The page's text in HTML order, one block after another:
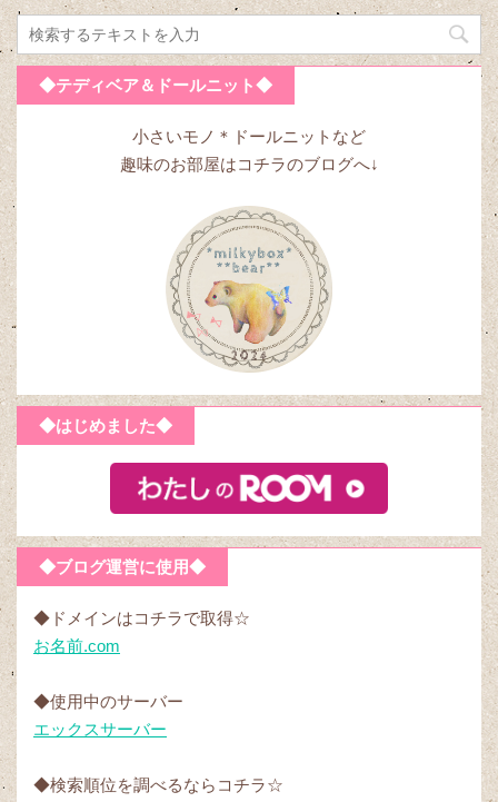
◆テディベア＆ドールニット◆
小さいモノ＊ドールニットなど
趣味のお部屋はコチラのブログへ↓
◆はじめました◆
◆ブログ運営に使用◆
◆ドメインはコチラで取得☆
お名前.com
◆使用中のサーバー
エックスサーバー
◆検索順位を調べるならコチラ☆